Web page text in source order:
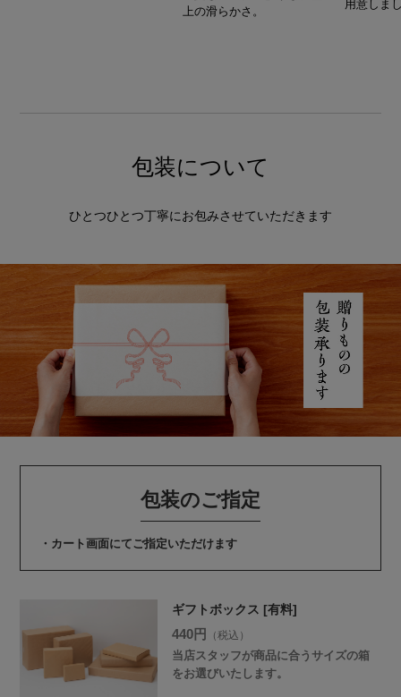
上の滑らかさ。
用意しま
包装について
ひとつひとつ丁寧にお包みさせていただきます
包装のご指定
・カート画面にてご指定いただけます
ギフトボックス [有料]
440円 （税込）
当店スタッフが商品に合うサイズの箱
をお選びいたします。